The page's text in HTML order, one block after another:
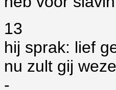
13
hij sprak: lief
nu zult gij
-